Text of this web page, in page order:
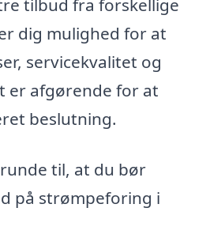
tilbud fra forskellige
dig mulighed for at
servicekvalitet og
er afgørende for at
beslutning.
til, at du bør
på strømpeforing i